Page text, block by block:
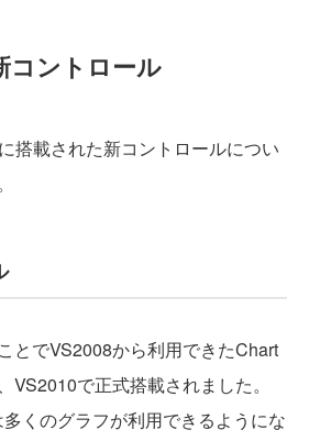
コントロール
搭載された新コントロールについ
とでVS2008から利用できたChart
VS2010で正式搭載されました。
くのグラフが利用できるようにな